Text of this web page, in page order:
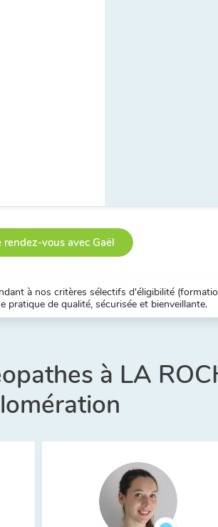
rendez-vous avec Gaël
à nos critères sélectifs d'éligibilité
pratique de qualité, sécurisée et bienveillante.
à LA